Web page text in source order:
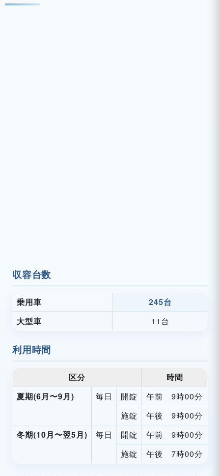
収容台数
乗用車
245台
大型車
11台
利用時間
区分
時間
夏期(6月〜9月)
毎日 開錠
午前 9時00分
施錠
午後 9時00分
冬期(10月〜翌5月)
毎日 開錠
午前 9時00分
施錠
午後 7時00分